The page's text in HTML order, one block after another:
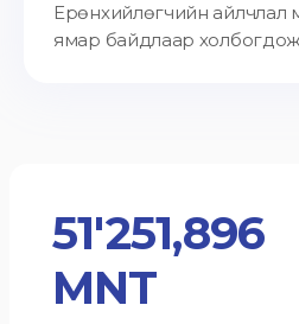
Ерөнхийлөгчийн айлчлал
ямар байдлаар холбогдож
51'251,896
MNT